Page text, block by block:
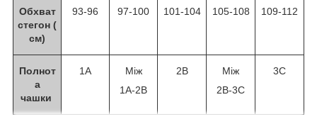
Обхват
стегон (
см)
93-96 97-100 101-104 105-108 109-112
Полнот
а
чашки
1А
Між
1А-2В
2B
Між
2B-3C
3C